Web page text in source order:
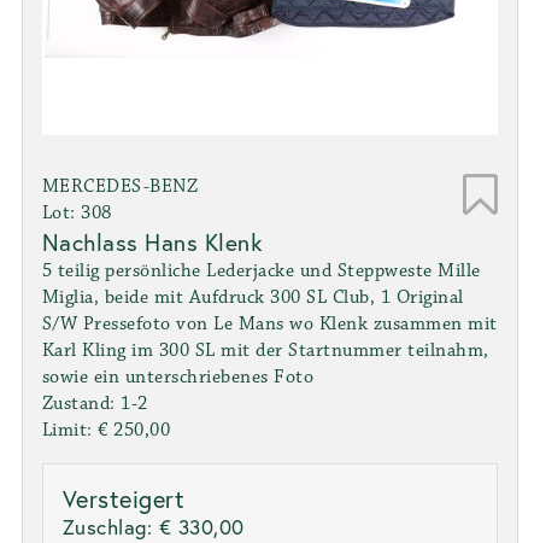
MERCEDES-BENZ
Lot: 308
Nachlass Hans Klenk
5 teilig persönliche Lederjacke und Steppweste Mille
Miglia, beide mit Aufdruck 300 SL Club, 1 Original
S/W Pressefoto von Le Mans wo Klenk zusammen mit
Karl Kling im 300 SL mit der Startnummer teilnahm,
sowie ein unterschriebenes Foto
Zustand: 1-2
Limit: € 250,00
Versteigert
Zuschlag: € 330,00